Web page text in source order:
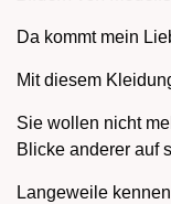
Da kommt mein
Mit diesem
Sie wollen nicht
Blicke anderer auf
Langeweile